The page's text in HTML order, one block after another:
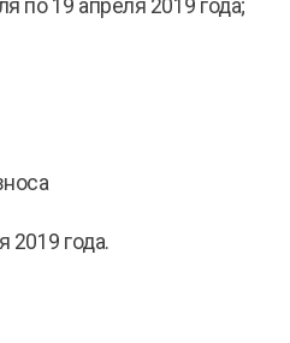
по 19 апреля 2019 года;
2019 года.